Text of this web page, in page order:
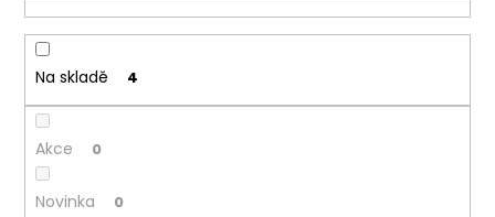
í
p
o
d
u
k
Na skladě 4
Akce 0
Novinka 0
195
Kč